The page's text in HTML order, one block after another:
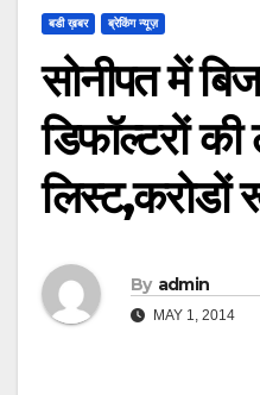
बडी ख़बर ब्रेकिंग न्यूज़
सोनीपत में
डिफॉल्टरों की
लिस्ट,करोडों
By admin
MAY 1, 2014